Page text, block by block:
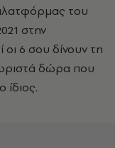
του
στην
6 σου δίνουν τη
δώρα που
ίδιος.